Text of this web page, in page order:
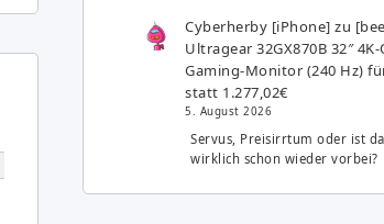
Cyberherby [iPhone] zu
Ultragear 32GX870B 32″ 4K-
Gaming-Monitor (240 Hz)
statt 1.277,02€
5. August 2026
Servus, Preisirrtum oder ist
wirklich schon wieder vorbei?